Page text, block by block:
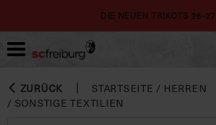
DIE NEUEN TRIKOTS 26-27
ZURÜCK STARTSEITE / HERREN
/ SONSTIGE TEXTILIEN